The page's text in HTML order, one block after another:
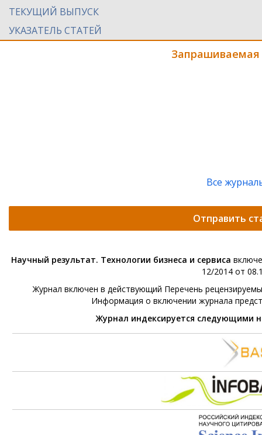
ТЕКУЩИЙ ВЫПУСК
УКАЗАТЕЛЬ СТАТЕЙ
Запрашиваемая
Все
Отправить
Научный результат. Технологии бизнеса и сервиса
12/2014 от
Журнал включен в действующий Перечень
Информация о включении журнала
Журнал индексируется следующими